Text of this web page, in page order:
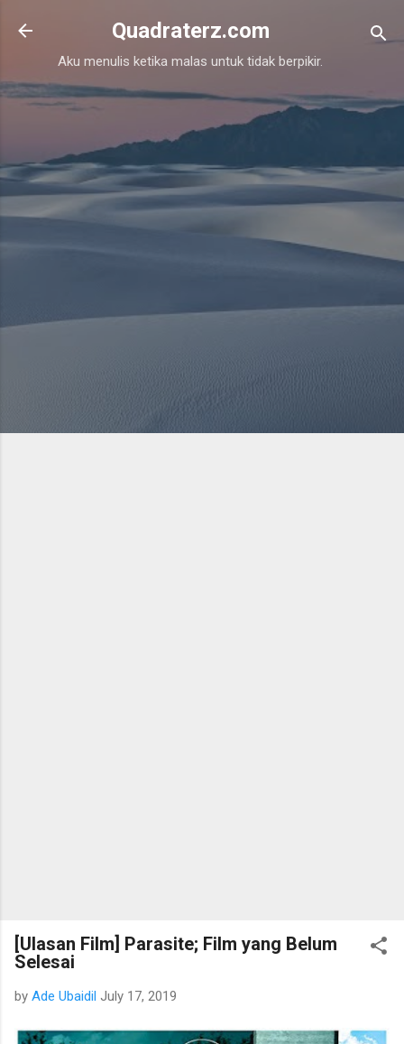
Skip to main content
Quadraterz.com
Aku menulis ketika malas untuk tidak berpikir.
[Ulasan Film] Parasite; Film yang Belum
Selesai
by Ade Ubaidil July 17, 2019